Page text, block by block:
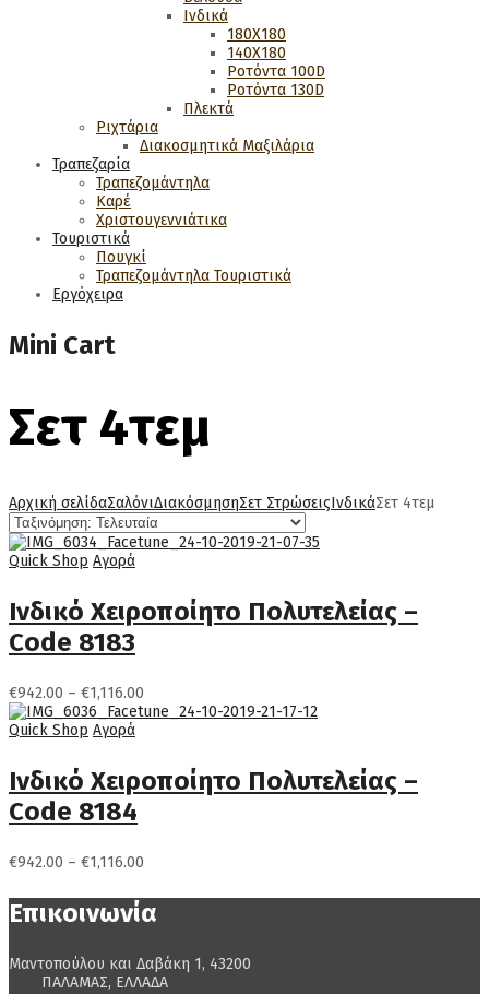
Ινδικά
180Χ180
140Χ180
Ροτόντα 100D
Ροτόντα 130D
Πλεκτά
Ριχτάρια
Διακοσμητικά Μαξιλάρια
Τραπεζαρία
Τραπεζομάντηλα
Καρέ
Χριστουγεννιάτικα
Τουριστικά
Πουγκί
Τραπεζομάντηλα Τουριστικά
Εργόχειρα
Mini Cart
Σετ 4τεμ
Αρχική σελίδαΣαλόνιΔιακόσμησηΣετ ΣτρώσειςΙνδικάΣετ 4τεμ
Quick Shop Αγορά
Ινδικό Χειροποίητο Πολυτελείας –
Code 8183
€942.00 – €1,116.00
range:
€1,116.00
Quick Shop Αγορά
Ινδικό Χειροποίητο Πολυτελείας –
Code 8184
€942.00 – €1,116.00
€942.00
through
Επικοινωνία
Μαντοπούλου και Δαβάκη 1, 43200
ΠΑΛΑΜΑΣ, ΕΛΛΑΔΑ